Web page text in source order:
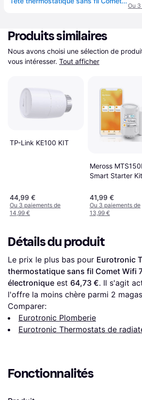
Ou
Produits similaires
Nous avons choisi une sélection de
vous intéresser. Tout afficher
TP-Link KE100 KIT
44,99 €
Ou 3 paiements de
14,99 €
Meross
Smart Starter Kit
41,99 €
Ou 3 paiements de
13,99 €
Détails du produit
Le prix le plus bas pour Eurotronic
thermostatique sans fil Comet Wifi
électronique est 64,73 €. Il s'agit
l'offre la moins chère parmi 2
Comparer:
Eurotronic Plomberie
Eurotronic Thermostats de
Fonctionnalités